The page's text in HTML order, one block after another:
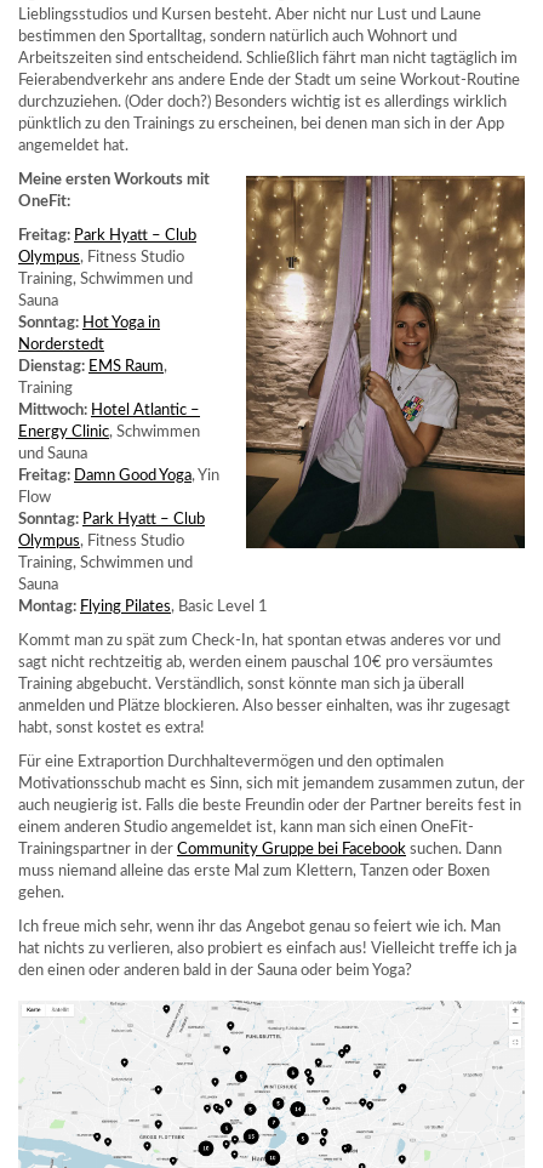
Lieblingsstudios und Kursen besteht. Aber nicht nur Lust und Laune
bestimmen den Sportalltag, sondern natürlich auch Wohnort und
Arbeitszeiten sind entscheidend. Schließlich fährt man nicht tagtäglich im
Feierabendverkehr ans andere Ende der Stadt um seine Workout-Routine
durchzuziehen. (Oder doch?) Besonders wichtig ist es allerdings wirklich
pünktlich zu den Trainings zu erscheinen, bei denen man sich in der App
angemeldet hat.
Meine ersten Workouts mit
OneFit:
Freitag: Park Hyatt – Club
Olympus, Fitness Studio
Training, Schwimmen und
Sauna
Sonntag: Hot Yoga in
Norderstedt
Dienstag: EMS Raum,
Training
Mittwoch: Hotel Atlantic –
Energy Clinic, Schwimmen
und Sauna
Freitag: Damn Good Yoga, Yin
Flow
Sonntag: Park Hyatt – Club
Olympus, Fitness Studio
Training, Schwimmen und
Sauna
Montag: Flying Pilates, Basic Level 1
Kommt man zu spät zum Check-In, hat spontan etwas anderes vor und
sagt nicht rechtzeitig ab, werden einem pauschal 10€ pro versäumtes
Training abgebucht. Verständlich, sonst könnte man sich ja überall
anmelden und Plätze blockieren. Also besser einhalten, was ihr zugesagt
habt, sonst kostet es extra!
Für eine Extraportion Durchhaltevermögen und den optimalen
Motivationsschub macht es Sinn, sich mit jemandem zusammen zutun, der
auch neugierig ist. Falls die beste Freundin oder der Partner bereits fest in
einem anderen Studio angemeldet ist, kann man sich einen OneFit-
Trainingspartner in der Community Gruppe bei Facebook suchen. Dann
muss niemand alleine das erste Mal zum Klettern, Tanzen oder Boxen
gehen.
Ich freue mich sehr, wenn ihr das Angebot genau so feiert wie ich. Man
hat nichts zu verlieren, also probiert es einfach aus! Vielleicht treffe ich ja
den einen oder anderen bald in der Sauna oder beim Yoga?